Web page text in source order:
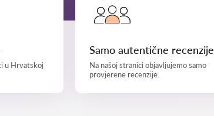
u Hrvatskoj
Samo autentične recenzije
Na našoj stranici objavljujemo samo
provjerene recenzije.